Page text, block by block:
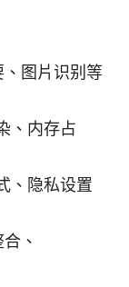
图片识别等
、内存占
、隐私设置
、